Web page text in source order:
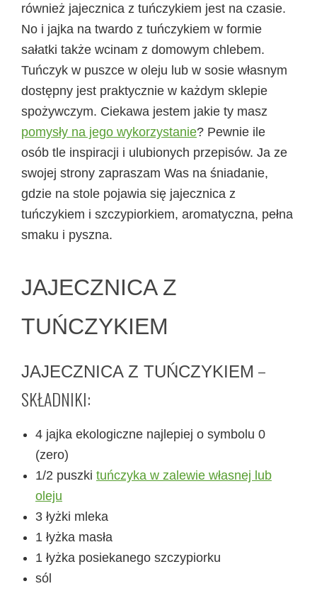
również jajecznica z tuńczykiem jest na czasie.
No i jajka na twardo z tuńczykiem w formie
sałatki także wcinam z domowym chlebem.
Tuńczyk w puszce w oleju lub w sosie własnym
dostępny jest praktycznie w każdym sklepie
spożywczym. Ciekawa jestem jakie ty masz
pomysły na jego wykorzystanie? Pewnie ile
osób tle inspiracji i ulubionych przepisów. Ja ze
swojej strony zapraszam Was na śniadanie,
gdzie na stole pojawia się jajecznica z
tuńczykiem i szczypiorkiem, aromatyczna, pełna
smaku i pyszna.
JAJECZNICA Z
TUŃCZYKIEM
JAJECZNICA Z TUŃCZYKIEM –
SKŁADNIKI:
4 jajka ekologiczne najlepiej o symbolu 0
(zero)
1/2 puszki tuńczyka w zalewie własnej lub
oleju
3 łyżki mleka
1 łyżka masła
1 łyżka posiekanego szczypiorku
sól